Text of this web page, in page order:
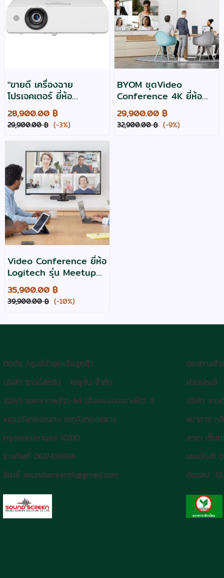
"ขายดี เครื่องฉาย
โปรเจคเตอร์ ยี่ห้อ
PANASONIC รุ่น PT-
LB426 ความสว่าง 4100
XGA
28,900.00 ฿
29,900.00 ฿ (-3%)
BYOM ชุดVideo
Conference 4K ยี่ห้อ
Maxhub รุ่น UCS15 มี
ไมโครโฟน ลำโพงในตัว
พร้อมแอนดรอย ต่อตรง
29,900.00 ฿
32,900.00 ฿ (-9%)
Video Conference ยี่ห้อ
Logitech รุ่น Meetup
สำหรับห้อง 5-8 ที่นั่ง
35,900.00 ฿
39,900.00 ฿ (-10%)
ติดต่อ /ศูนย์ช่วยเหลือลูกค้า
บริษัท ซาวด์สกรีน โซลูชั่น จำกัด
328/1 ซอยลาดพร้าว 84 (สังคมสงเคราะห์ใต้ 1)
แขวงวังทองหลาง เขตวังทองหลาง
กรุงเทพมหานคร 10310
โทรศัพท์ 0617439656
อีเมล์ soundscreenth@gmail.com
ช่องทางชำ
ผ่านบัญชี
บริษัท ซาว
ธนาคาร ก
สาขา เซ็
เลขบัญชี
ตัดรอบ